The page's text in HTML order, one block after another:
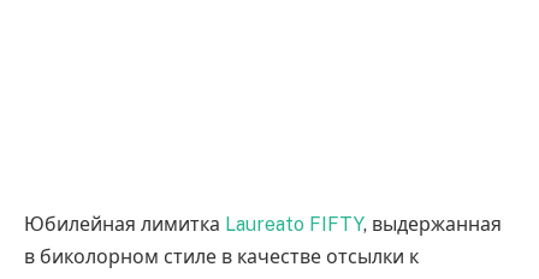
Юбилейная лимитка Laureato FIFTY, выдержанная
в биколорном стиле в качестве отсылки к